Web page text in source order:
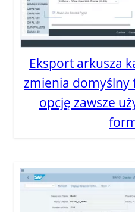
Eksport arkusza
zmienia
opcję zawsze